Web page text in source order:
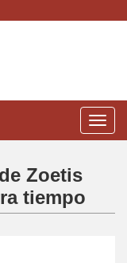
Menú
Zoetis
tiempo